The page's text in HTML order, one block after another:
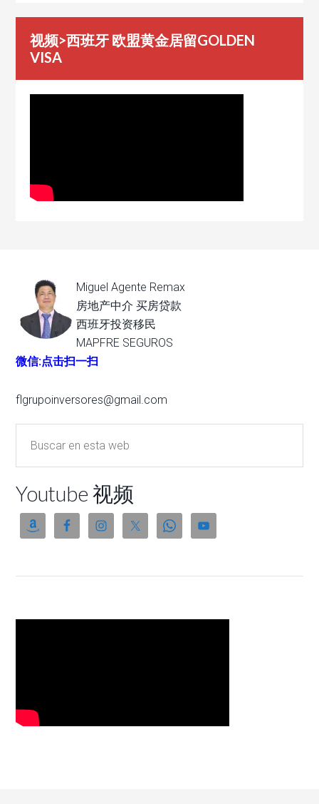
视频>西班牙 欧盟黄金居留GOLDEN
VISA
Miguel Agente Remax
房地产中介 买房贷款
西班牙投资移民
MAPFRE SEGUROS
微信:点击扫一扫
flgrupoinversores@gmail.com
Youtube 视频